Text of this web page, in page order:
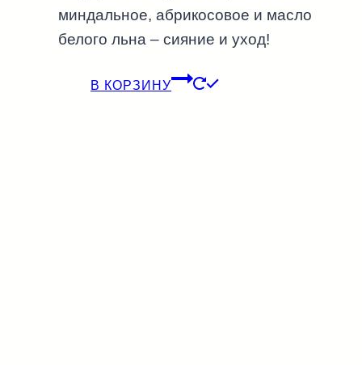
миндальное, абрикосовое и масло
белого льна – сияние и уход!
В КОРЗИНУ